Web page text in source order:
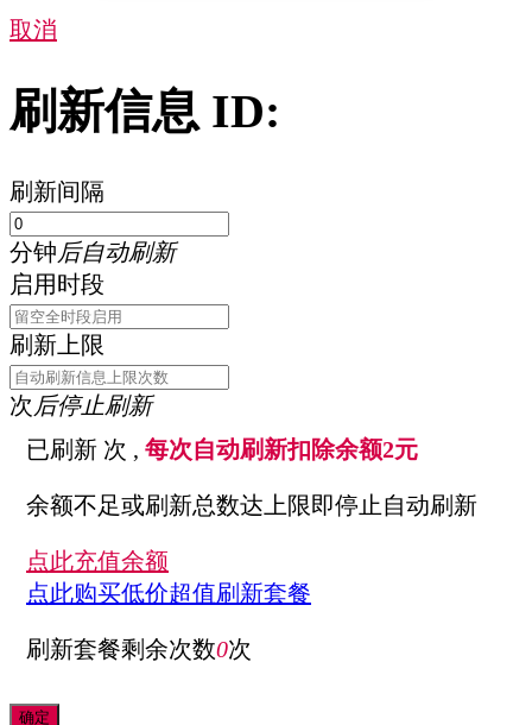
取消
刷新信息 ID:
刷新间隔
分钟后自动刷新
启用时段
刷新上限
次 后停止刷新
已刷新 次 , 每次自动刷新扣除余额2元
余额不足或刷新总数达上限即停止自动刷新
点此充值余额
点此购买低价超值刷新套餐
刷新套餐剩余次数0次